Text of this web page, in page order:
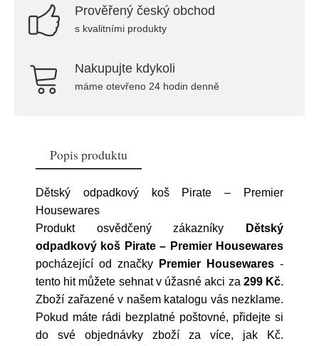
Prověřený český obchod
s kvalitními produkty
Nakupujte kdykoli
máme otevřeno 24 hodin denně
Popis produktu
Dětský odpadkový koš Pirate – Premier
Housewares
Produkt osvědčený zákazníky
Dětský
odpadkový koš Pirate – Premier Housewares
pocházející od značky
Premier Housewares -
tento hit můžete sehnat v úžasné akci za 299 Kč.
Zboží zařazené v našem katalogu vás nezklame.
Pokud máte rádi bezplatné poštovné, přidejte si
do své objednávky zboží za více, jak Kč.